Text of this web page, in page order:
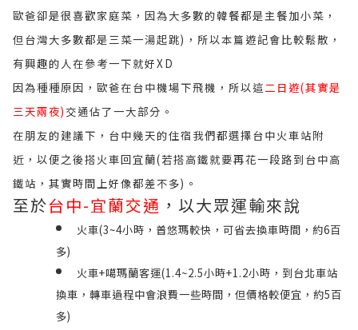
歐爸卻是很喜歡家庭菜，因為大多數的韓餐都是主餐加小菜，
但台灣大多數都是三菜一湯起跳)，所以本篇遊記會比較鬆散，
有興趣的人在參考一下就好XD
因為種種原因，歐爸在台中機場下飛機，所以這二日遊(其實是
三天兩夜) 交通佔了一大部分。
在朋友的建議下，台中幾天的住宿我們都選擇台中火車站附
近，以便之後搭火車回宜蘭(若搭高鐵就要再花一段路到台中高
鐵站，其實時間上好像都差不多)。
至於台中-宜蘭交通 ，以大眾運輸來說
火車(3~4小時，普悠瑪較快，可省去換車時間，約6百
多)
火車+噶瑪蘭客運(1.4~2.5小時+1.2小時，到台北車站
換車，轉車過程中會浪費一些時間，但價格較便宜，約5百
多)